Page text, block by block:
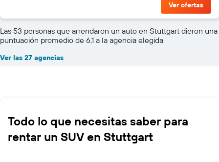
Ver ofertas
Las 53 personas que arrendaron un auto en Stuttgart dieron una
puntuación promedio de 6,1 a la agencia elegida
Ver las 27 agencias
Todo lo que necesitas saber para
rentar un SUV en Stuttgart